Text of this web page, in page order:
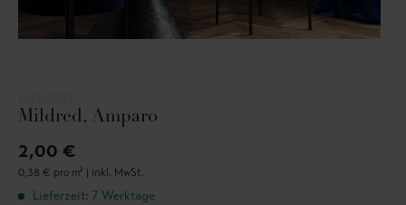
Mildred, Amparo
2,00 €
0,38 € pro m² | inkl. MwSt.
Lieferzeit: 7 Werktage